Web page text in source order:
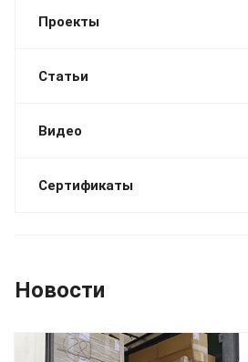
Проекты
Статьи
Видео
Сертификаты
Новости